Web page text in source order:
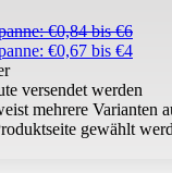
€0,84 bis €6
€0,67 bis €4
versendet werden
mehrere Varianten
gewählt